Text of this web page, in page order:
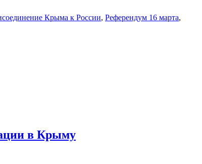
Крыма к России, Референдум 16 марта,
в Крыму